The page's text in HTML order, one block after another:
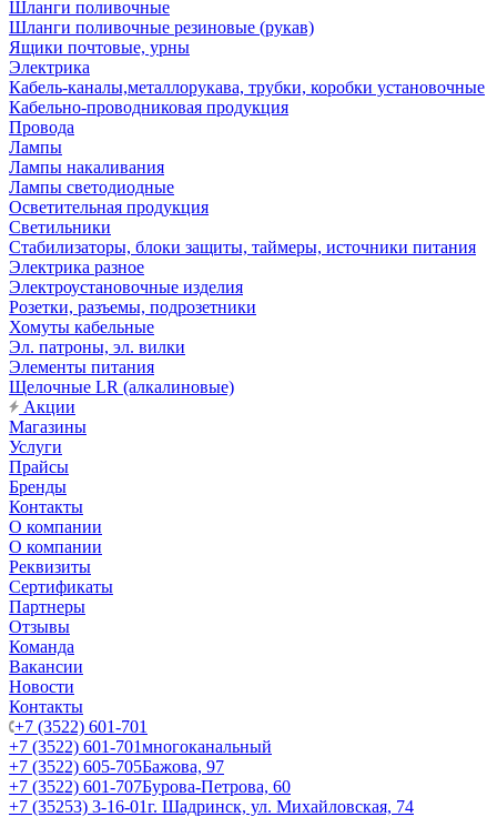
Шланги поливочные
Шланги поливочные резиновые (рукав)
Ящики почтовые, урны
Электрика
Кабель-каналы,металлорукава, трубки, коробки установочные
Кабельно-проводниковая продукция
Провода
Лампы
Лампы накаливания
Лампы светодиодные
Осветительная продукция
Светильники
Стабилизаторы, блоки защиты, таймеры, источники питания
Электрика разное
Электроустановочные изделия
Розетки, разъемы, подрозетники
Хомуты кабельные
Эл. патроны, эл. вилки
Элементы питания
Щелочные LR (алкалиновые)
Акции
Магазины
Услуги
Прайсы
Бренды
Контакты
О компании
О компании
Реквизиты
Сертификаты
Партнеры
Отзывы
Команда
Вакансии
Новости
Контакты
+7 (3522) 601-701
+7 (3522) 601-701многоканальный
+7 (3522) 605-705Бажова, 97
+7 (3522) 601-707Бурова-Петрова, 60
+7 (35253) 3-16-01г. Шадринск, ул. Михайловская, 74